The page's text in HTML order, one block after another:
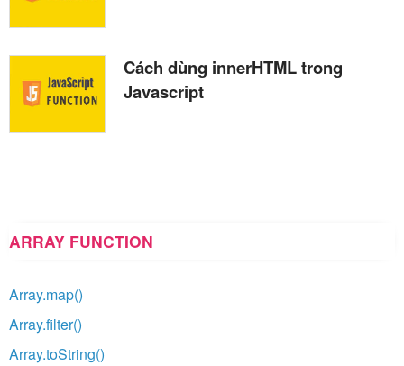
Cách dùng innerHTML trong
Javascript
ARRAY FUNCTION
Array.map()
Array.filter()
Array.toString()